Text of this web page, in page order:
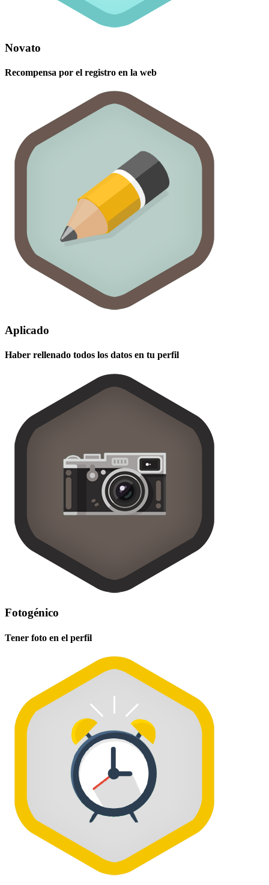
Novato
Recompensa por el registro en la web
Aplicado
Haber rellenado todos los datos en tu perfil
Fotogénico
Tener foto en el perfil